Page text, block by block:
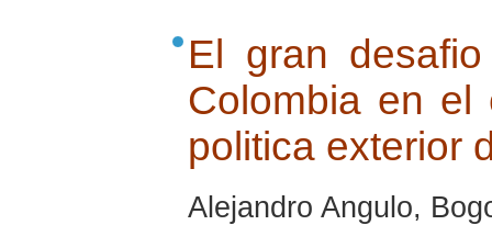
El gran
Colombia en el
politica exterior
Alejandro Angulo,